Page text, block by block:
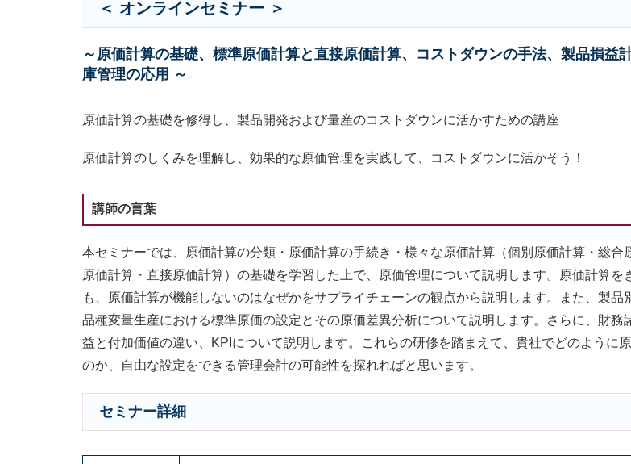
＜ オンラインセミナー ＞
～原価計算の基礎、標準原価計算と直接原価計算、コストダウンの手法、製品損益
庫管理の応用 ～
原価計算の基礎を修得し、製品開発および量産のコストダウンに活かすための講座
原価計算のしくみを理解し、効果的な原価管理を実践して、コストダウンに活かそう！
講師の言葉
本セミナーでは、原価計算の分類・原価計算の手続き・様々な原価計算（個別原価計算・総合
原価計算・直接原価計算）の基礎を学習した上で、原価管理について説明します。原価計算を
も、原価計算が機能しないのはなぜかをサプライチェーンの観点から説明します。また、製品
品種変量生産における標準原価の設定とその原価差異分析について説明します。さらに、財務
益と付加価値の違い、KPIについて説明します。これらの研修を踏まえて、貴社でどのように
のか、自由な設定をできる管理会計の可能性を探れればと思います。
セミナー詳細